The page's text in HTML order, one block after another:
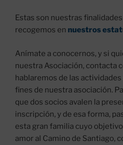
Estas son nuestras
recogemos en nuestros
Anímate a conocernos, y si
nuestra Asociación, contacta
hablaremos de las
fines de nuestra asociación.
que dos socios avalen la
inscripción, y de esa forma,
esta gran familia cuyo
amor al Camino de Santiago,